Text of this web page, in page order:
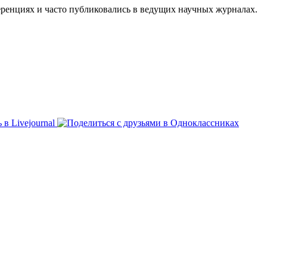
и часто публиковались в ведущих научных журналах.